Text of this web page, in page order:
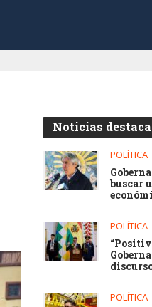
Noticias
POLÍTICA
buscar
POLÍTICA
POLÍTICA